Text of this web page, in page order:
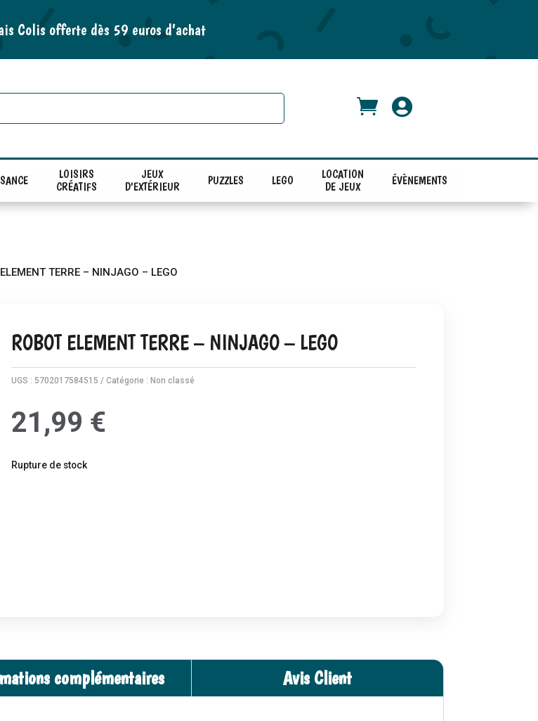
Colis offerte dès 59 euros d’achat
 
LOISIRS
CRÉATIFS
JEUX
D'EXTÉRIEUR
PUZZLES LEGO
LOCATION
DE JEUX
ÉVÈNEMENTS
TERRE – NINJAGO – LEGO
ROBOT ELEMENT TERRE – NINJAGO – LEGO
UGS : 5702017584515 Catégorie : Non classé
21,99 €
Rupture de stock
complémentaires Avis Client